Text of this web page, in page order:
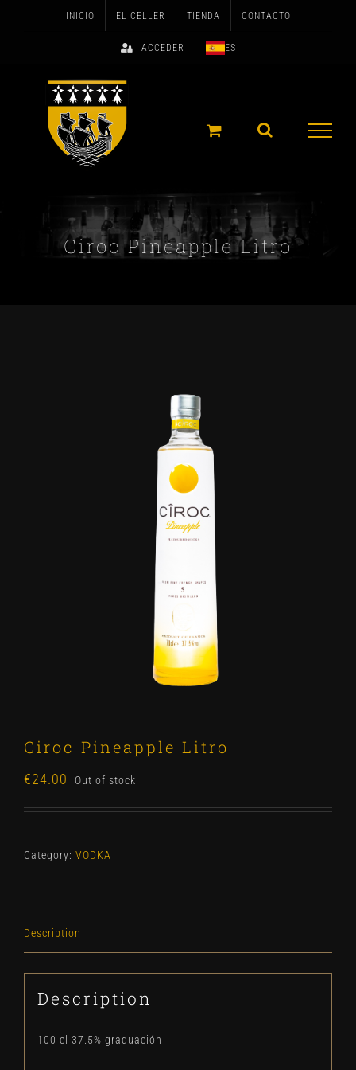
INICIO EL CELLER TIENDA CONTACTO
ACCEDER ES
Ciroc Pineapple Litro
Ciroc Pineapple Litro
€24.00 Out of stock
Category: VODKA
Description
Description
100 cl 37.5% graduación